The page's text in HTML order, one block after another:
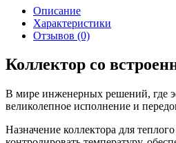
Описание
Характеристики
Отзывов (0)
Коллектор со
В мире инженерных решений, где
великолепное исполнение и
Назначение коллектора для